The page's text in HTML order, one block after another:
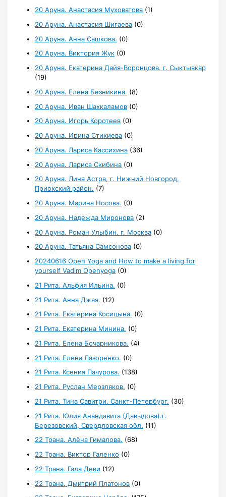
20 Аруна. Анастасия Муховатова (1)
20 Аруна. Анастасия Шигаева (0)
20 Аруна. Анна Сашкова. (0)
20 Аруна. Виктория Жук (0)
20 Аруна. Екатерина Дайя-Воронцова. г. Сыктывкар
(19)
20 Аруна. Елена Безникина. (8)
20 Аруна. Иван Шахкаламов (0)
20 Аруна. Игорь Коротеев (0)
20 Аруна. Ирина Стихиева (0)
20 Аруна. Лариса Кассихина (36)
20 Аруна. Лариса Скибина (0)
20 Аруна. Лина Астра, г. Нижний Новгород,
Приокский район. (7)
20 Аруна. Марина Носова. (0)
20 Аруна. Надежда Миронова (2)
20 Аруна. Роман Улыбин. г. Москва (0)
20 Аруна. Татьяна Самсонова (0)
20240616 Open Yoga and How to make a living for
yourself Vadim Openyoga (0)
21 Рита. Альфия Ильина. (0)
21 Рита. Анна Джая. (12)
21 Рита. Екатерина Косицына. (0)
21 Рита. Екатерина Минина. (0)
21 Рита. Елена Бочарникова. (4)
21 Рита. Елена Лазоренко. (0)
21 Рита. Ксения Пачурова. (138)
21 Рита. Руслан Мерзляков. (0)
21 Рита. Тина Савитри. Санкт-Петербург. (30)
21 Рита. Юлия Анандавита (Давыдова).г.
Березовский, Свердловская обл. (11)
22 Трана. Алёна Гималова. (68)
22 Трана. Виктор Галенко (0)
22 Трана. Гала Деви (12)
22 Трана. Дмитрий Платонов (0)